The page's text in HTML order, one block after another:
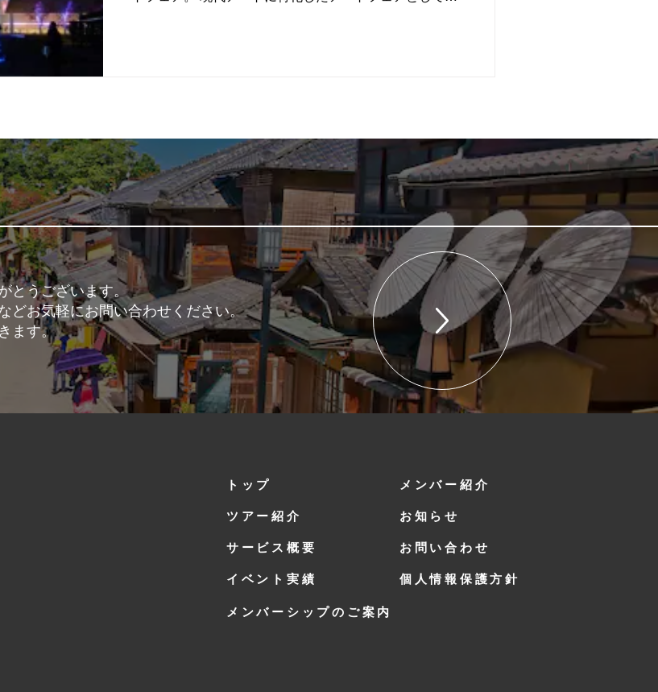
とうございます。
どお気軽にお問い合わせください。
ます。
トップ メンバー紹介
ツアー紹介 お知らせ
サービス概要 お問い合わせ
イベント実績 個人情報保護方針
メンバーシップのご案内